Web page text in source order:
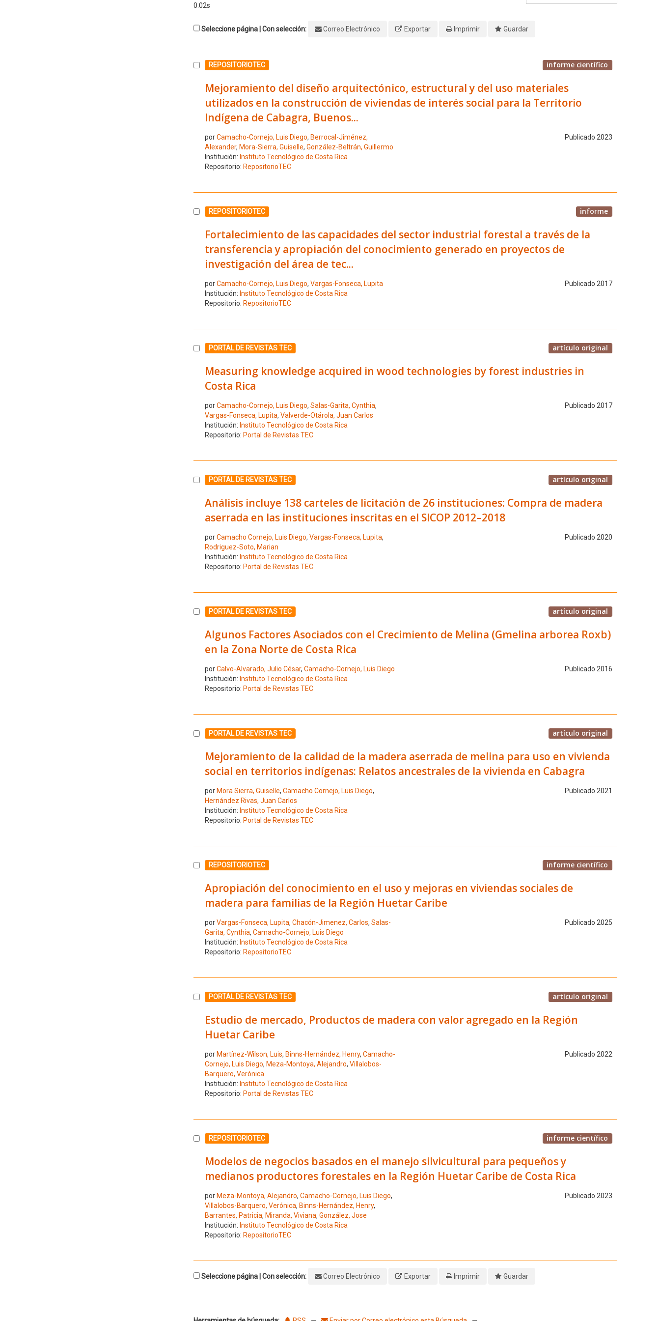
0.02s
Seleccione página | Con selección: Correo Electrónico Exportar Imprimir Guardar
Seleccione el número de resultado 1
REPOSITORIOTEC informe científico
Mejoramiento del diseño arquitectónico, estructural y del uso materiales
utilizados en la construcción de viviendas de interés social para la Territorio
Indígena de Cabagra, Buenos...
porCamacho-Cornejo, Luis Diego, Berrocal-Jiménez,
Alexander, Mora-Sierra, Guiselle, González-Beltrán, Guillermo
Publicado 2023
Institución: Instituto Tecnológico de Costa Rica
Repositorio: RepositorioTEC
Seleccione el número de resultado 2
REPOSITORIOTEC informe
Fortalecimiento de las capacidades del sector industrial forestal a través de la
transferencia y apropiación del conocimiento generado en proyectos de
investigación del área de tec...
porCamacho-Cornejo, Luis Diego, Vargas-Fonseca, Lupita
Publicado 2017
Institución: Instituto Tecnológico de Costa Rica
Repositorio: RepositorioTEC
Seleccione el número de resultado 3
PORTAL DE REVISTAS TEC artículo original
Measuring knowledge acquired in wood technologies by forest industries in
Costa Rica
porCamacho-Cornejo, Luis Diego, Salas-Garita, Cynthia,
Vargas-Fonseca, Lupita, Valverde-Otárola, Juan Carlos
Publicado 2017
Institución: Instituto Tecnológico de Costa Rica
Repositorio: Portal de Revistas TEC
Seleccione el número de resultado 4
PORTAL DE REVISTAS TEC artículo original
Análisis incluye 138 carteles de licitación de 26 instituciones: Compra de madera
aserrada en las instituciones inscritas en el SICOP 2012–2018
porCamacho Cornejo, Luis Diego, Vargas-Fonseca, Lupita,
Rodriguez-Soto, Marian
Publicado 2020
Institución: Instituto Tecnológico de Costa Rica
Repositorio: Portal de Revistas TEC
Seleccione el número de resultado 5
PORTAL DE REVISTAS TEC artículo original
Algunos Factores Asociados con el Crecimiento de Melina (Gmelina arborea Roxb)
en la Zona Norte de Costa Rica
porCalvo-Alvarado, Julio César, Camacho-Cornejo, Luis Diego
Publicado 2016
Institución: Instituto Tecnológico de Costa Rica
Repositorio: Portal de Revistas TEC
Seleccione el número de resultado 6
PORTAL DE REVISTAS TEC artículo original
Mejoramiento de la calidad de la madera aserrada de melina para uso en vivienda
social en territorios indígenas: Relatos ancestrales de la vivienda en Cabagra
por Mora Sierra, Guiselle, Camacho Cornejo, Luis Diego,
Hernández Rivas, Juan Carlos
Publicado 2021
Institución: Instituto Tecnológico de Costa Rica
Repositorio: Portal de Revistas TEC
Seleccione el número de resultado 7
REPOSITORIOTEC informe científico
Apropiación del conocimiento en el uso y mejoras en viviendas sociales de
madera para familias de la Región Huetar Caribe
porVargas-Fonseca, Lupita, Chacón-Jimenez, Carlos, Salas-
Garita, Cynthia, Camacho-Cornejo, Luis Diego
Publicado 2025
Institución: Instituto Tecnológico de Costa Rica
Repositorio: RepositorioTEC
Seleccione el número de resultado 8
PORTAL DE REVISTAS TEC artículo original
Estudio de mercado, Productos de madera con valor agregado en la Región
Huetar Caribe
por Martínez-Wilson, Luis, Binns-Hernández, Henry, Camacho-
Cornejo, Luis Diego, Meza-Montoya, Alejandro, Villalobos-
Barquero, Verónica
Publicado 2022
Institución: Instituto Tecnológico de Costa Rica
Repositorio: Portal de Revistas TEC
Seleccione el número de resultado 9
REPOSITORIOTEC informe científico
Modelos de negocios basados en el manejo silvicultural para pequeños y
medianos productores forestales en la Región Huetar Caribe de Costa Rica
por Meza-Montoya, Alejandro, Camacho-Cornejo, Luis Diego,
Villalobos-Barquero, Verónica, Binns-Hernández, Henry,
Barrantes, Patricia, Miranda, Viviana, González, Jose
Publicado 2023
Institución: Instituto Tecnológico de Costa Rica
Repositorio: RepositorioTEC
Seleccione página | Con selección: Correo Electrónico Exportar Imprimir Guardar